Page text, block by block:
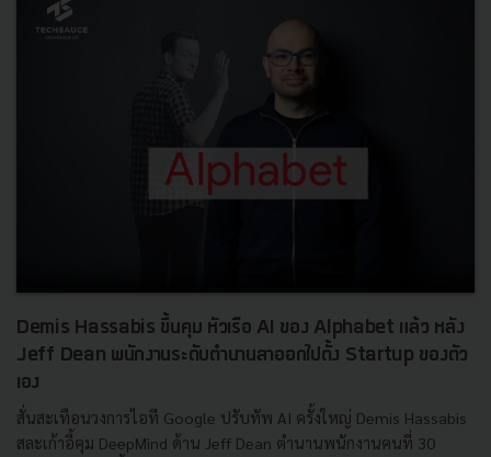
Demis Hassabis ขึ้นคุม หัวเรือ AI ของ Alphabet แล้ว หลัง
Jeff Dean พนักงานระดับตำนานลาออกไปตั้ง Startup ของตัว
เอง
สั่นสะเทือนวงการไอที Google ปรับทัพ AI ครั้งใหญ่ Demis Hassabis
สละเก้าอี้คุม DeepMind ด้าน Jeff Dean ตำนานพนักงานคนที่ 30